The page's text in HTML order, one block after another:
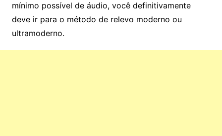
mínimo possível de áudio, você definitivamente
deve ir para o método de relevo moderno ou
ultramoderno.